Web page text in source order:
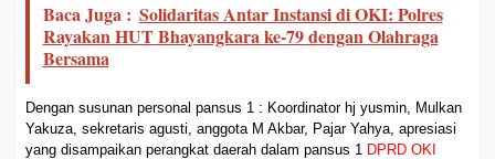
Baca Juga : Solidaritas Antar Instansi di OKI: Polres
Rayakan HUT Bhayangkara ke-79 dengan Olahraga
Bersama
Dengan susunan personal pansus 1 : Koordinator hj yusmin, Mulkan
Yakuza, sekretaris agusti, anggota M Akbar, Pajar Yahya, apresiasi
yang disampaikan perangkat daerah dalam pansus 1 DPRD OKI